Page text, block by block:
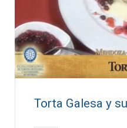
Torta Galesa y